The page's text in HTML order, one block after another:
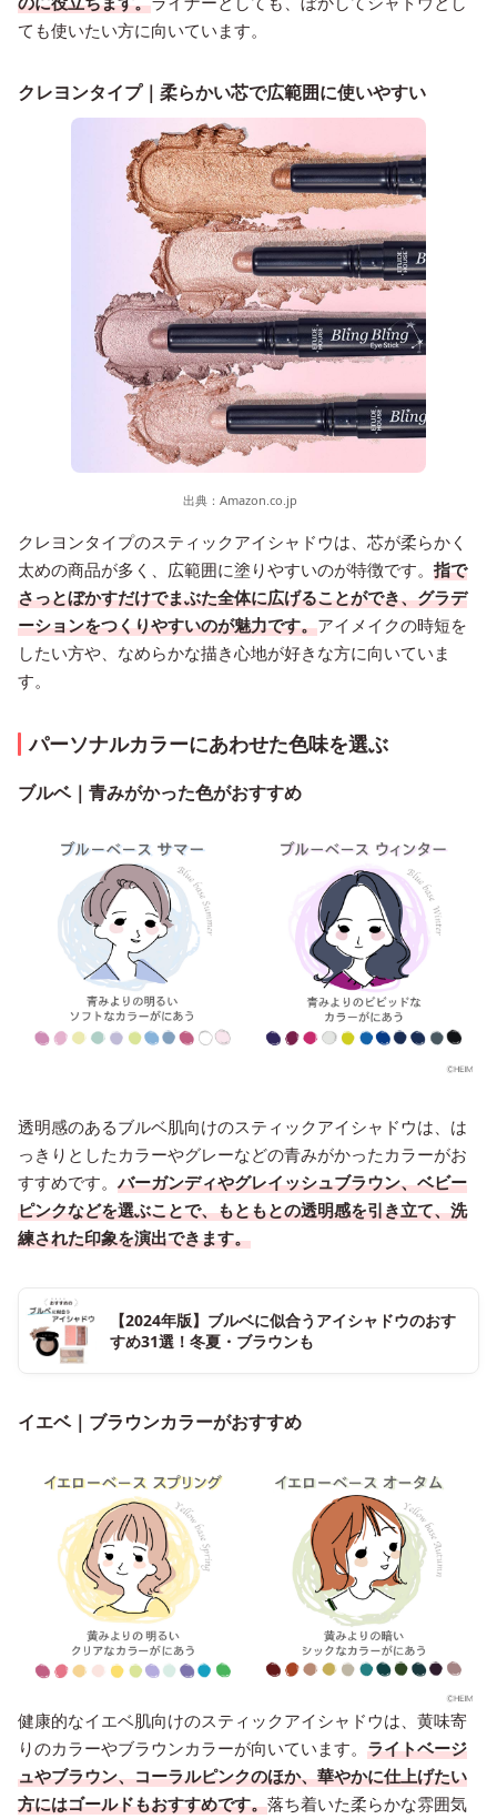
ても使いたい方に向いています。
クレヨンタイプ｜柔らかい芯で広範囲に使いやすい
出典： Amazon.co.jp
クレヨンタイプのスティックアイシャドウは、芯が柔らかく
太めの商品が多く、広範囲に塗りやすいのが特徴です。 指で
さっとぼかすだけでまぶた全体に広げることができ、グラデ
ーションをつくりやすいのが魅力です。アイメイクの時短を
したい方や、なめらかな描き心地が好きな方に向いていま
す。
パーソナルカラーにあわせた色味を選ぶ
ブルベ｜青みがかった色がおすすめ
透明感のあるブルベ肌向けのスティックアイシャドウは、は
っきりとしたカラーやグレーなどの青みがかったカラーがお
すすめです。 バーガンディやグレイッシュブラウン、ベビー
ピンクなどを選ぶことで、もともとの透明感を引き立て、洗
練された印象を演出できます。
【2024年版】ブルベに似合うアイシャドウのおす
すめ31選！冬夏・ブラウンも
イエベ｜ブラウンカラーがおすすめ
健康的なイエベ肌向けのスティックアイシャドウは、黄味寄
りのカラーやブラウンカラーが向いています。 ライトベージ
ュやブラウン、コーラルピンクのほか、華やかに仕上げたい
方にはゴールドもおすすめです。落ち着いた柔らかな雰囲気